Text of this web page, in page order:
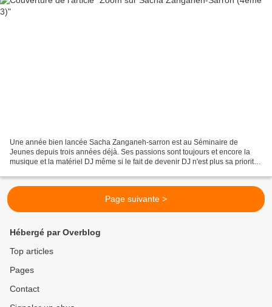
Une année bien lancée Sacha Zanganeh-sarron est au Séminaire de
Jeunes depuis trois années déjà. Ses passions sont toujours et encore la
musique et la matériel DJ même si le fait de devenir DJ n'est plus sa priorité.
Page suivante >
Hébergé par Overblog
Top articles
Pages
Contact